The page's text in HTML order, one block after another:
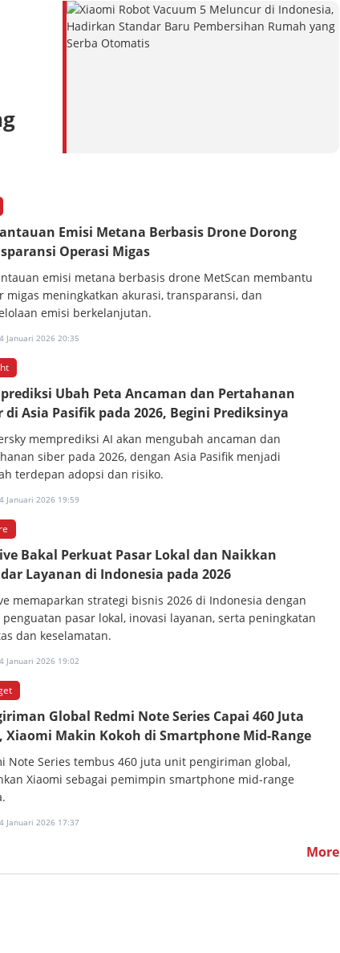
Emisi Metana Berbasis Drone Dorong
Operasi Migas
emisi metana berbasis drone MetScan membantu
migas meningkatkan akurasi, transparansi, dan
emisi berkelanjutan.
Januari 2026 20:35
Ubah Peta Ancaman dan Pertahanan
di Asia Pasifik pada 2026, Begini Prediksinya
memprediksi AI akan mengubah ancaman dan
siber pada 2026, dengan Asia Pasifik menjadi
terdepan adopsi dan risiko.
Januari 2026 19:59
Bakal Perkuat Pasar Lokal dan Naikkan
Layanan di Indonesia pada 2026
memaparkan strategi bisnis 2026 di Indonesia dengan
penguatan pasar lokal, inovasi layanan, serta peningkatan
dan keselamatan.
Januari 2026 19:02
Global Redmi Note Series Capai 460 Juta
Xiaomi Makin Kokoh di Smartphone Mid-Range
Note Series tembus 460 juta unit pengiriman global,
Xiaomi sebagai pemimpin smartphone mid-range
Januari 2026 17:37
More